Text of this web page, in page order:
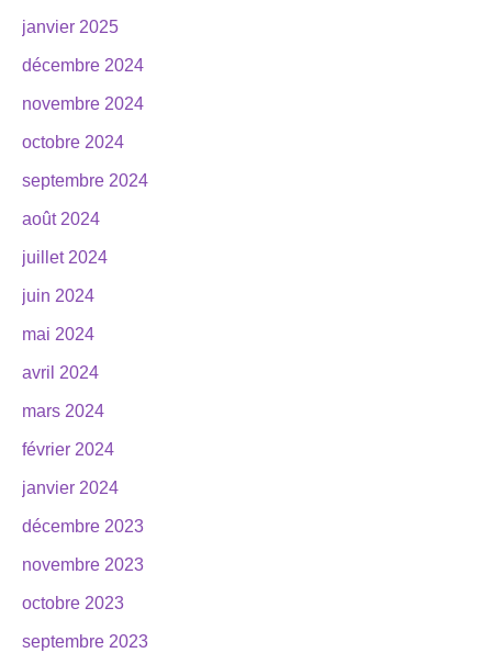
janvier 2025
décembre 2024
novembre 2024
octobre 2024
septembre 2024
août 2024
juillet 2024
juin 2024
mai 2024
avril 2024
mars 2024
février 2024
janvier 2024
décembre 2023
novembre 2023
octobre 2023
septembre 2023